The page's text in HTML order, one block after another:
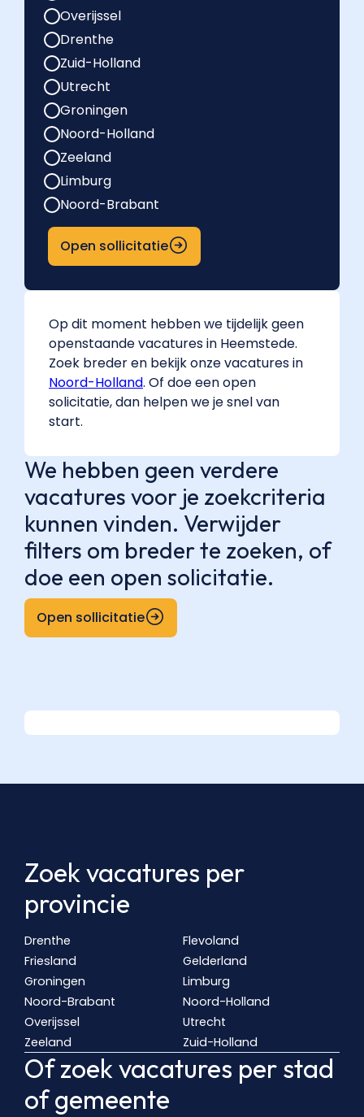
Overijssel
Drenthe
Zuid-Holland
Utrecht
Groningen
Noord-Holland
Zeeland
Limburg
Noord-Brabant
Open sollicitatie
Op dit moment hebben we tijdelijk geen
openstaande vacatures in Heemstede.
Zoek breder en bekijk onze vacatures in
Noord-Holland. Of doe een open
solicitatie, dan helpen we je snel van
start.
We hebben geen verdere
vacatures voor je zoekcriteria
kunnen vinden. Verwijder
filters om breder te zoeken, of
doe een open solicitatie.
Open sollicitatie
Zoek vacatures per
provincie
Drenthe
Flevoland
Friesland
Gelderland
Groningen
Limburg
Noord-Brabant
Noord-Holland
Overijssel
Utrecht
Zeeland
Zuid-Holland
Of zoek vacatures per stad
of gemeente